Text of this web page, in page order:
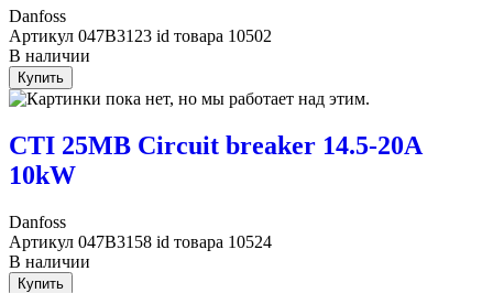
Danfoss
Артикул 047B3123 id товара 10502
В наличии
Купить
CTI 25MB Circuit breaker 14.5-20A
10kW
Danfoss
Артикул 047B3158 id товара 10524
В наличии
Купить